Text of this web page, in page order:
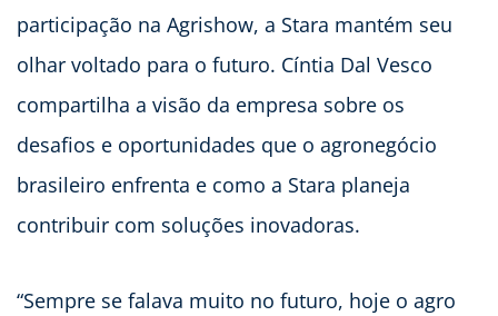
participação na Agrishow, a Stara mantém seu
olhar voltado para o futuro. Cíntia Dal Vesco
compartilha a visão da empresa sobre os
desafios e oportunidades que o agronegócio
brasileiro enfrenta e como a Stara planeja
contribuir com soluções inovadoras.
“Sempre se falava muito no futuro, hoje o agro